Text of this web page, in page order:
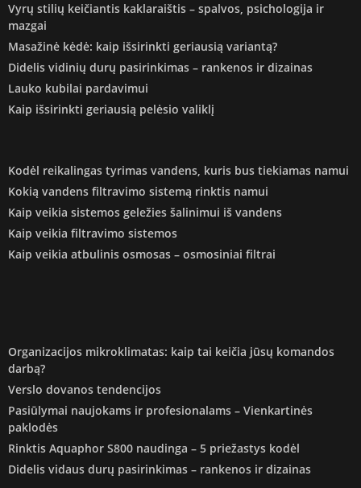
Vyrų stilių keičiantis kaklaraištis – spalvos, psichologija ir
mazgai
Masažinė kėdė: kaip išsirinkti geriausią variantą?
Didelis vidinių durų pasirinkimas – rankenos ir dizainas
Lauko kubilai pardavimui
Kaip išsirinkti geriausią pelėsio valiklį
Kodėl reikalingas tyrimas vandens, kuris bus tiekiamas namui
Kokią vandens filtravimo sistemą rinktis namui
Kaip veikia sistemos geležies šalinimui iš vandens
Kaip veikia filtravimo sistemos
Kaip veikia atbulinis osmosas – osmosiniai filtrai
Organizacijos mikroklimatas: kaip tai keičia jūsų komandos
darbą?
Verslo dovanos tendencijos
Pasiūlymai naujokams ir profesionalams – Vienkartinės
paklodės
Rinktis Aquaphor S800 naudinga – 5 priežastys kodėl
Didelis vidaus durų pasirinkimas – rankenos ir dizainas